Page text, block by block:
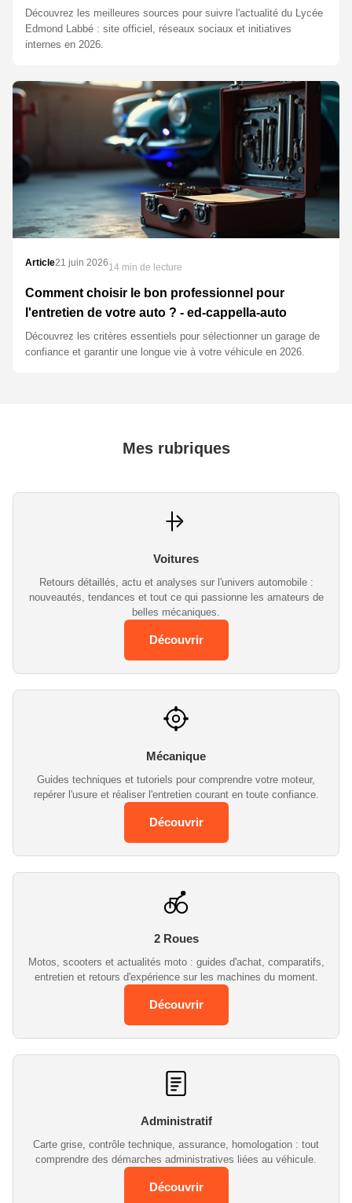
Découvrez les meilleures sources pour suivre l'actualité du Lycée
Edmond Labbé : site officiel, réseaux sociaux et initiatives
internes en 2026.
Article21 juin 202614 min de lecture
Comment choisir le bon professionnel pour
l'entretien de votre auto ? - ed-cappella-auto
Découvrez les critères essentiels pour sélectionner un garage de
confiance et garantir une longue vie à votre véhicule en 2026.
Mes rubriques
Voitures
Retours détaillés, actu et analyses sur l'univers automobile :
nouveautés, tendances et tout ce qui passionne les amateurs de
belles mécaniques.
Découvrir
Mécanique
Guides techniques et tutoriels pour comprendre votre moteur,
repérer l'usure et réaliser l'entretien courant en toute confiance.
Découvrir
2 Roues
Motos, scooters et actualités moto : guides d'achat, comparatifs,
entretien et retours d'expérience sur les machines du moment.
Découvrir
Administratif
Carte grise, contrôle technique, assurance, homologation : tout
comprendre des démarches administratives liées au véhicule.
Découvrir